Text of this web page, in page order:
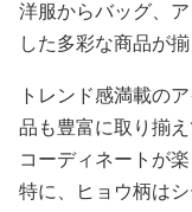
洋服からバッグ、
した多彩な商品が揃
トレンド感満載の
品も豊富に取り揃
コーディネートが楽
特に、ヒョウ柄は